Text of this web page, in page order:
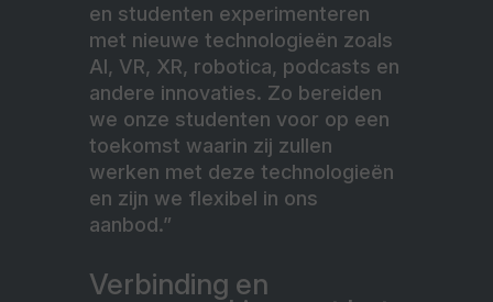
en studenten experimenteren
met nieuwe technologieën zoals
AI, VR, XR, robotica, podcasts en
andere innovaties. Zo bereiden
we onze studenten voor op een
toekomst waarin zij zullen
werken met deze technologieën
en zijn we flexibel in ons
aanbod.”
Verbinding en